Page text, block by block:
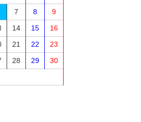
7 8
9
14 15
16
21 22
23
28 29
30